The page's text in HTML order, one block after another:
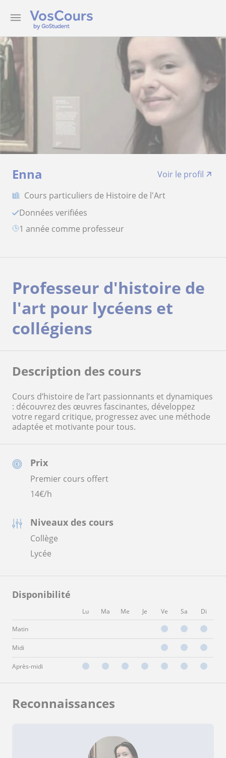
Enna
Voir le profil
Cours particuliers de Histoire de l'Art
Données verifiées
1 année comme professeur
Prix
Premier cours offert
14€/h
Niveaux des cours
Collège
Lycée
Disponibilité
Lu Ma Me Je Ve Sa Di
Matin
Midi
Après-midi
Professeur d'histoire de
l'art pour lycéens et
collégiens
Description des cours
Cours d’histoire de l’art passionnants et dynamiques
: découvrez des œuvres fascinantes, développez
votre regard critique, progressez avec une méthode
adaptée et motivante pour tous.
Reconnaissances